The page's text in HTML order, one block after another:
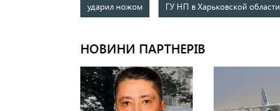
ударил ножом ГУ НП в Харьковской области